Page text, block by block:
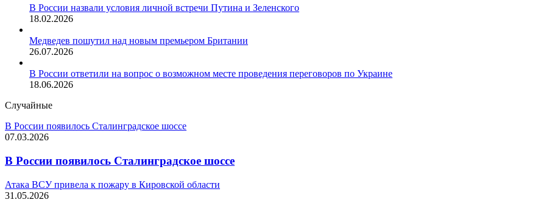
В России назвали условия личной встречи Путина и Зеленского
18.02.2026
Медведев пошутил над новым премьером Британии
26.07.2026
В России ответили на вопрос о возможном месте проведения переговоров по Украине
18.06.2026
Случайные
В России появилось Сталинградское шоссе
07.03.2026
В России появилось Сталинградское шоссе
Атака ВСУ привела к пожару в Кировской области
31.05.2026